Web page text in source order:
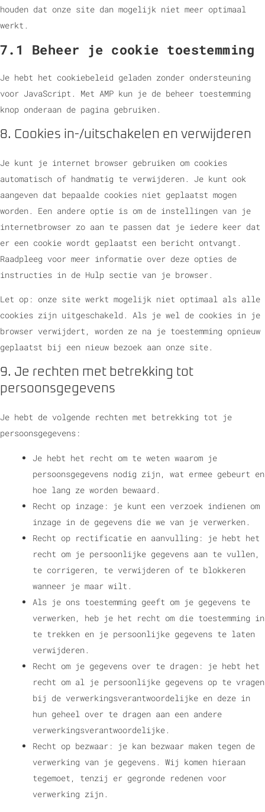
houden dat onze site dan mogelijk niet meer optimaal
werkt.
7.1 Beheer je cookie toestemming
Je hebt het cookiebeleid geladen zonder ondersteuning
voor JavaScript. Met AMP kun je de beheer toestemming
knop onderaan de pagina gebruiken.
8. Cookies in-/uitschakelen en verwijderen
Je kunt je internet browser gebruiken om cookies
automatisch of handmatig te verwijderen. Je kunt ook
aangeven dat bepaalde cookies niet geplaatst mogen
worden. Een andere optie is om de instellingen van je
internetbrowser zo aan te passen dat je iedere keer dat
er een cookie wordt geplaatst een bericht ontvangt.
Raadpleeg voor meer informatie over deze opties de
instructies in de Hulp sectie van je browser.
Let op: onze site werkt mogelijk niet optimaal als alle
cookies zijn uitgeschakeld. Als je wel de cookies in je
browser verwijdert, worden ze na je toestemming opnieuw
geplaatst bij een nieuw bezoek aan onze site.
9. Je rechten met betrekking tot
persoonsgegevens
Je hebt de volgende rechten met betrekking tot je
persoonsgegevens:
Je hebt het recht om te weten waarom je
persoonsgegevens nodig zijn, wat ermee gebeurt en
hoe lang ze worden bewaard.
Recht op inzage: je kunt een verzoek indienen om
inzage in de gegevens die we van je verwerken.
Recht op rectificatie en aanvulling: je hebt het
recht om je persoonlijke gegevens aan te vullen,
te corrigeren, te verwijderen of te blokkeren
wanneer je maar wilt.
Als je ons toestemming geeft om je gegevens te
verwerken, heb je het recht om die toestemming in
te trekken en je persoonlijke gegevens te laten
verwijderen.
Recht om je gegevens over te dragen: je hebt het
recht om al je persoonlijke gegevens op te vragen
bij de verwerkingsverantwoordelijke en deze in
hun geheel over te dragen aan een andere
verwerkingsverantwoordelijke.
Recht op bezwaar: je kan bezwaar maken tegen de
verwerking van je gegevens. Wij komen hieraan
tegemoet, tenzij er gegronde redenen voor
verwerking zijn.